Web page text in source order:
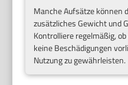
Manche Aufsätze können
zusätzliches Gewicht und
Kontrolliere regelmäßig,
keine Beschädigungen
Nutzung zu gewährleisten.